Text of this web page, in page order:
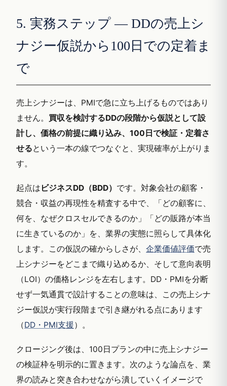
5. 実務ステップ — DDの売上シ
ナジー仮説から100日での定着ま
で
売上シナジーは、PMIで急に立ち上げるものではあり
ません。 買収を検討するDDの段階から仮説として設
計し、価格の前提に織り込み、100日で検証・定着さ
せるという一本の線でつなぐと、実現確率が上がりま
す。
起点は ビジネスDD（BDD） です。対象会社の顧客・
競合・収益の再現性を精査する中で、「どの顧客に、
何を、なぜクロスセルできるのか」「どの販路が本当
に生きているのか」を、業界の実態に照らして具体化
します。この仮説の確からしさが、 企業価値評価で売
上シナジーをどこまで織り込めるか、そして意向表明
（LOI）の価格レンジを左右します。DD・PMIを分断
せず一気通貫で設計することの意味は、この売上シナ
ジー仮説が実行段階まで引き継がれる点にあります
（DD・PMI支援）。
クロージング後は、100日プランの中に売上シナジー
の検証枠を明示的に置きます。次のような論点を、業
界の読みと突き合わせながら潰していくイメージで